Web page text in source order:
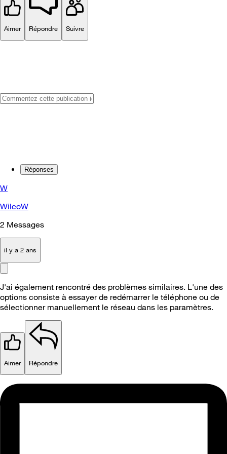
Aimer Répondre Suivre
Réponses
W
WilcoW
2 Messages
il y a 2 ans
J'ai également rencontré des problèmes similaires. L'une des
options consiste à essayer de redémarrer le téléphone ou de
sélectionner manuellement le réseau dans les paramètres.
Aimer Répondre